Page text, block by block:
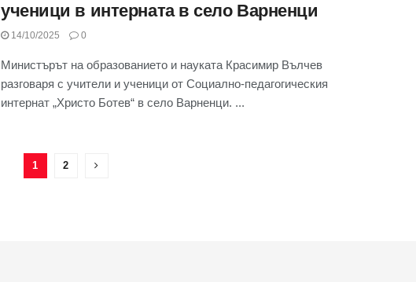
ученици в интерната в село Варненци
14/10/2025 0
Министърът на образованието и науката Красимир Вълчев
разговаря с учители и ученици от Социално-педагогическия
интернат „Христо Ботев“ в село Варненци. ...
1 2